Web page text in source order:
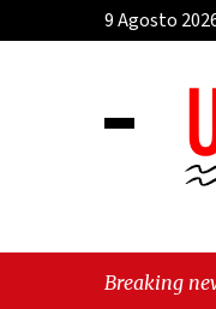
9 Agosto
Breaking